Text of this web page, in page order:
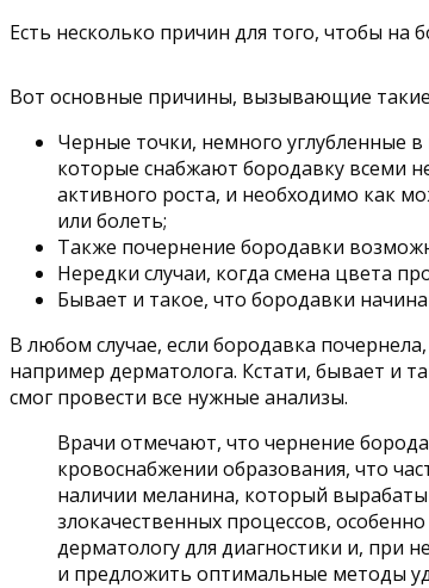
Есть несколько причин для того, чтобы
Вот основные причины, вызывающие
Черные точки, немного углубленные
которые снабжают бородавку всеми
активного роста, и необходимо как
или болеть;
Также почернение бородавки
Нередки случаи, когда смена цвета
Бывает и такое, что бородавки
В любом случае, если бородавка
например дерматолога. Кстати, бывает и
смог провести все нужные анализы.
Врачи отмечают, что чернение
кровоснабжении образования, что
наличии меланина, который
злокачественных процессов,
дерматологу для диагностики и, при
и предложить оптимальные методы